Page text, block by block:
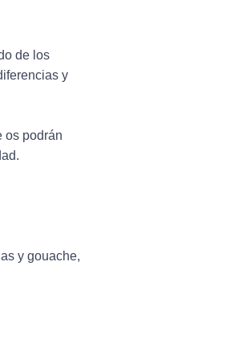
de los
y
os podrán
y gouache,